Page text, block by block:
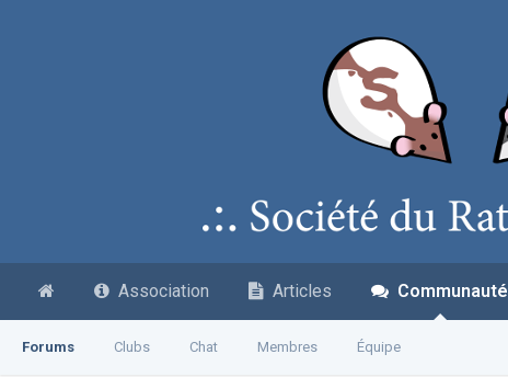
Association Articles Communauté
Forums Clubs Chat Membres Équipe